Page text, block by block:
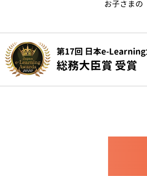
初めはマイ
第17回 日本e-Learning
総務大臣賞 受賞